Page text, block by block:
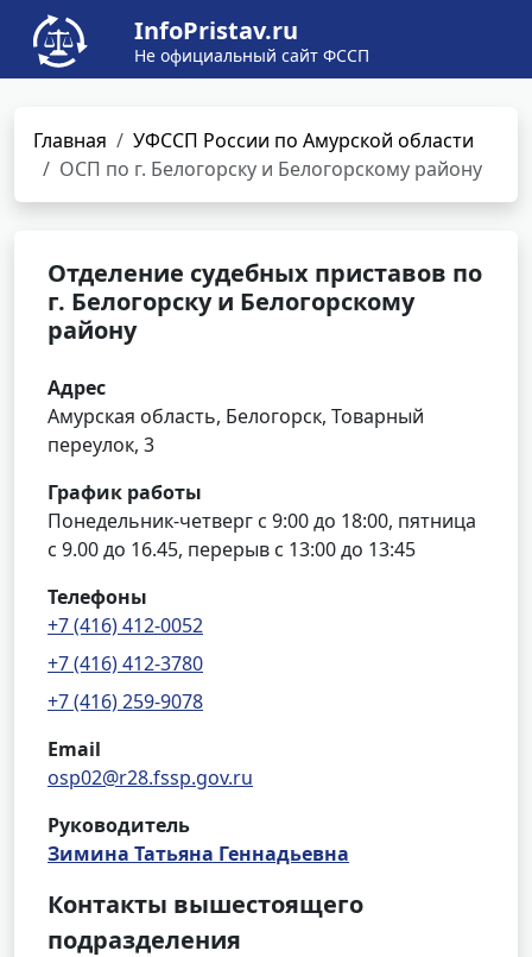
InfoPristav.ru
Не официальный сайт ФССП
Главная
УФССП России по Амурской области
ОСП по г. Белогорску и Белогорскому району
Отделение судебных приставов по
г. Белогорску и Белогорскому
району
Адрес
Амурская область, Белогорск, Товарный
переулок, 3
График работы
Понедельник-четверг с 9:00 до 18:00, пятница
с 9.00 до 16.45, перерыв с 13:00 до 13:45
Телефоны
+7 (416) 412-0052
+7 (416) 412-3780
+7 (416) 259-9078
Email
osp02@r28.fssp.gov.ru
Руководитель
Зимина Татьяна Геннадьевна
Контакты вышестоящего
подразделения